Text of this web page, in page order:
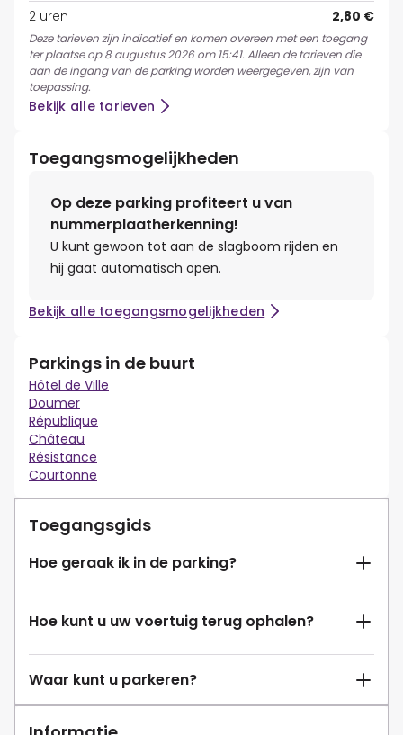
2 uren
2,80 €
Deze tarieven zijn indicatief en komen overeen met een toegang
ter plaatse op 8 augustus 2026 om 15:41. Alleen de tarieven die
aan de ingang van de parking worden weergegeven, zijn van
toepassing.
Bekijk alle tarieven
Toegangsmogelijkheden
Op deze parking profiteert u van
nummerplaatherkenning!
U kunt gewoon tot aan de slagboom rijden en
hij gaat automatisch open.
Bekijk alle toegangsmogelijkheden
Parkings in de buurt
Hôtel de Ville
Doumer
République
Château
Résistance
Courtonne
Toegangsgids
Hoe geraak ik in de parking?
Hoe kunt u uw voertuig terug ophalen?
Waar kunt u parkeren?